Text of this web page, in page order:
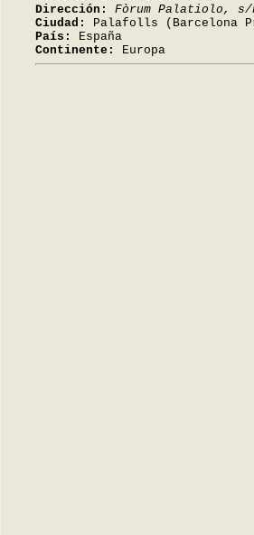
Dirección:
Fòrum Palatiolo, s/
Ciudad:
Palafolls (Barcelona
País:
España
Continente:
Europa